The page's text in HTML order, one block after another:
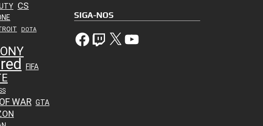
CS
DOTA
FIFA
WAR GTA
SIGA-NOS
FacebookTwitch X YouTube